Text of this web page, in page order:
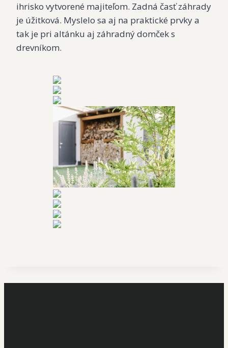
ihrisko vytvorené majiteľom. Zadná časť záhrady
je úžitková. Myslelo sa aj na praktické prvky a
tak je pri altánku aj záhradný domček s
drevníkom.